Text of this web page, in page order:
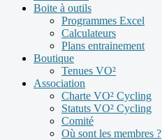
Boite à outils
Programmes Excel
Calculateurs
Plans entrainement
Boutique
Tenues VO²
Association
Charte VO² Cycling
Statuts VO² Cycling
Comité
Où sont les membres ?